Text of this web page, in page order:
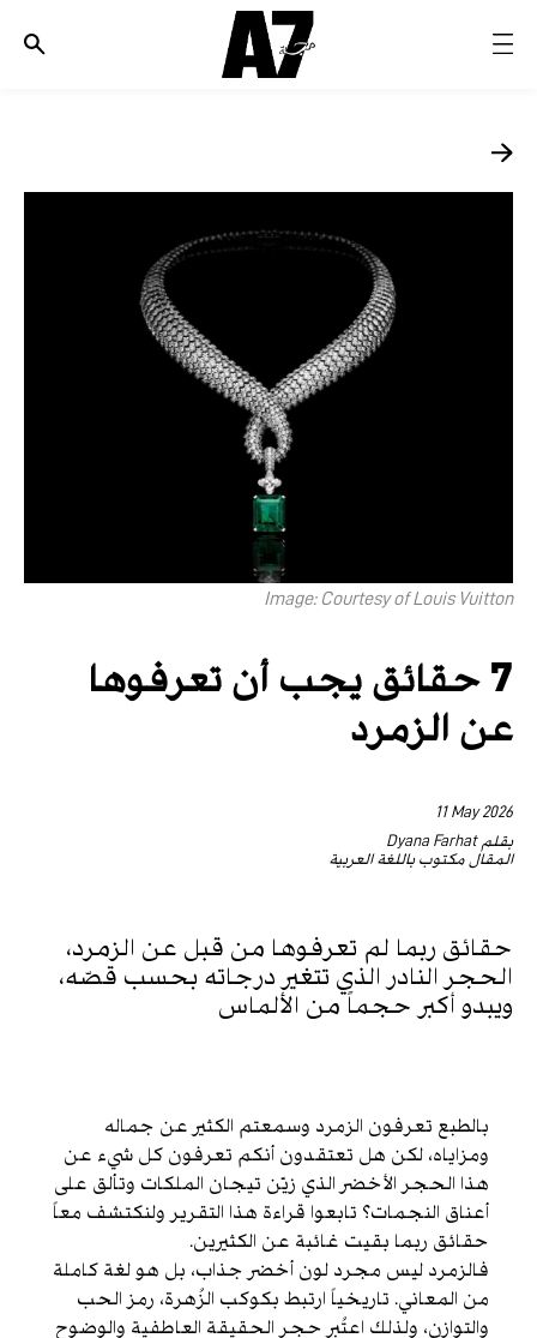
موضة وجمال
ثقافة
مجوهرات وساعات
7 حقائق يجب أن تعرفوها
عن الزمرد
11 May 2026
بقلم Dyana Farhat
المقال مكتوب باللغة العربية
حقائق ربما لم تعرفوها من قبل عن الزمرد،
الحجر النادر الذي تتغير درجاته بحسب قصّه،
ويبدو أكبر حجماً من الألماس
Image: Courtesy of Louis Vuitton
بالطبع تعرفون الزمرد وسمعتم الكثير عن جماله
ومزاياه، لكن هل تعتقدون أنكم تعرفون كل شيء عن
هذا الحجر الأخضر الذي زيّن تيجان الملكات وتألق على
أعناق النجمات؟ تابعوا قراءة هذا التقرير ولنكتشف معاً
حقائق ربما بقيت غائبة عن الكثيرين.
فالزمرد ليس مجرد لون أخضر جذاب، بل هو لغة كاملة
من المعاني. تاريخياً ارتبط بكوكب الزُهرة، رمز الحب
والتوازن، ولذلك اعتُبر حجر الحقيقة العاطفية والوضوح